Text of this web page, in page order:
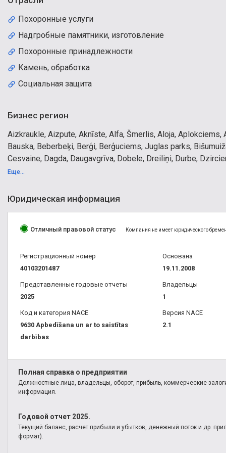
Похоронные услуги
Надгробные памятники, изготовление
Похоронные принадлежности
Камень, обработка
Социальная защита
Бизнес регион
Aizkraukle, Aizpute, Aknīste, Alfa, Šmerlis, Aloja,
Bauska, Beberbeķi, Berģi, Berģuciems, Juglas parks,
Cesvaine, Dagda, Daugavgrīva, Dobele, Dreiliņi, Durbe,
Iļguciems, Dzirciems, Jaunciems, Jaunjelgava, Jaunmīlgrāvis,
Ludza, Lāčupe, Imanta, Madona, Mangaļsala, Mežaparks,
Valdemārpils, Valga, Valga un apkārtne, Valgas rajons,
Šampēteris, Šmerlis, Šķirotava, + 412 другие волости
Еще...
Юридическая информация
Отличный правовой статус Компания не имеет юридического
Регистрационный номер
40103201487
Основана
19.11.2008
Представленные годовые отчеты
2025
Владельцы
1
Код и категория NACE
9630 Apbedīšana un ar to saistītas
darbības
Версия NACE
2.1
Полная справка о предприятии
Должностные лица, владельцы, оборот, прибыль, коммерческие
информация.
Годовой отчет 2025.
Текущий баланс, расчет прибыли и убытков, денежный поток и др.
формат).